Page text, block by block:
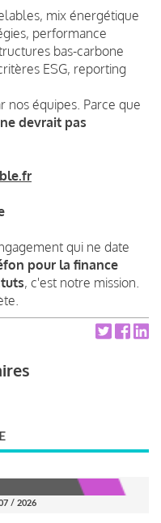
mix énergétique
performance
bas-carbone
ESG, reporting
nos équipes. Parce que
devrait pas
qui ne date
pour la finance
, c'est notre mission.
/ 2026